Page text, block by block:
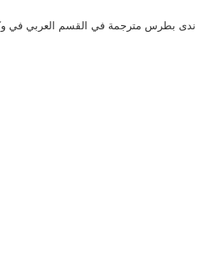
ندى بطرس مترجمة في القسم العربي في